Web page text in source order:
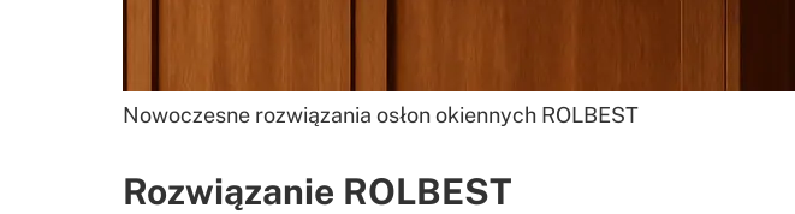
Nowoczesne rozwiązania osłon okiennych ROLBEST
Rozwiązanie ROLBEST